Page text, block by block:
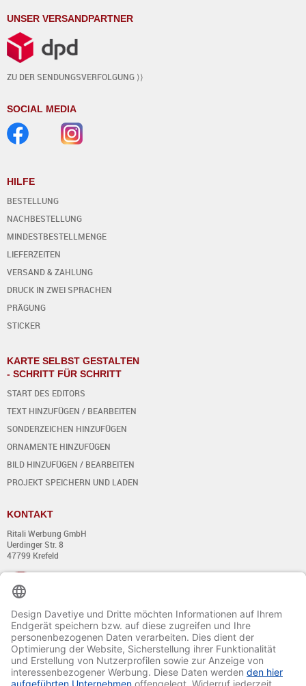
UNSER VERSANDPARTNER
ZU DER SENDUNGSVERFOLGUNG ⟩⟩
SOCIAL MEDIA
HILFE
BESTELLUNG
NACHBESTELLUNG
MINDESTBESTELLMENGE
LIEFERZEITEN
VERSAND & ZAHLUNG
DRUCK IN ZWEI SPRACHEN
PRÄGUNG
STICKER
KARTE SELBST GESTALTEN
- SCHRITT FÜR SCHRITT
START DES EDITORS
TEXT HINZUFÜGEN / BEARBEITEN
SONDERZEICHEN HINZUFÜGEN
ORNAMENTE HINZUFÜGEN
BILD HINZUFÜGEN / BEARBEITEN
PROJEKT SPEICHERN UND LADEN
KONTAKT
Ritali Werbung GmbH
Uerdinger Str. 8
47799 Krefeld
+49 (0) 21 51 - 7 633 633
Montag bis Donnerstag:
von 8:00 - 13:00
und von 14:00 - 17:00 Uhr
Freitag:
von 8:00 - 13:00
und von 14:00 - 15:30 Uhr